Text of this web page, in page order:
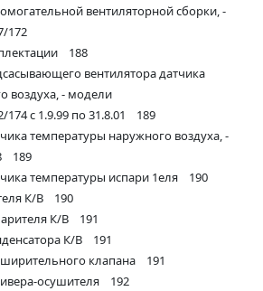
вентиляторной сборки, -
172
188
вентилятора датчика
воздуха, - модели
174 с 1.9.99 по 31.8.01 189
температуры наружного воздуха, -
189
температуры испари 1еля 190
К/В 190
К/В 191
К/В 191
клапана 191
осушителя 192